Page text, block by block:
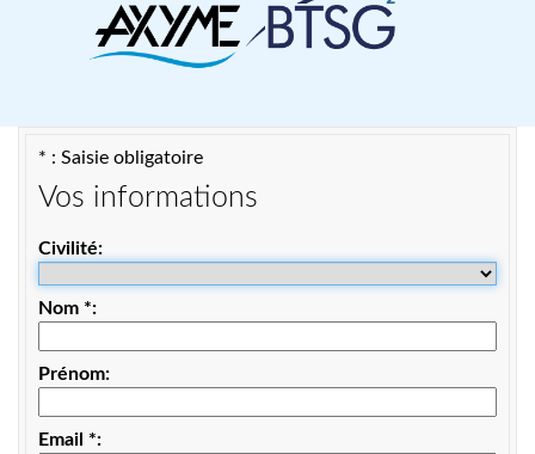
* : Saisie obligatoire
Vos informations
Civilité
Nom *
Prénom
Email *